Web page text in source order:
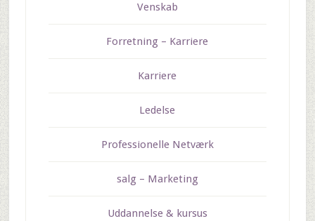
Venskab
Forretning – Karriere
Karriere
Ledelse
Professionelle Netværk
salg – Marketing
Uddannelse & kursus